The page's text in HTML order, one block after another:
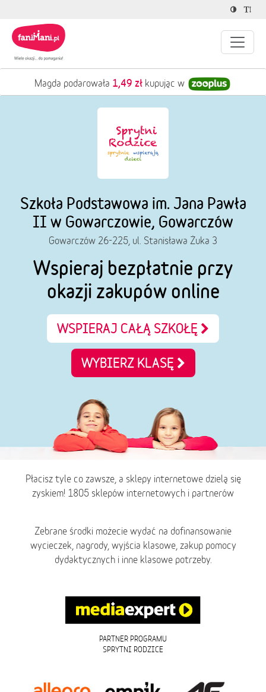
Magda podarowała 1,49 zł kupując w
Szkoła Podstawowa im. Jana Pawła
II w Gowarczowie, Gowarczów
Gowarczów 26-225, ul. Stanisława Żuka 3
Wspieraj bezpłatnie przy
okazji zakupów online
WSPIERAJ CAŁĄ SZKOŁĘ
WYBIERZ KLASĘ
Płacisz tyle co zawsze, a sklepy internetowe dzielą się
zyskiem! 1805 sklepów internetowych i partnerów
Zebrane środki możecie wydać na dofinansowanie
wycieczek, nagrody, wyjścia klasowe, zakup pomocy
dydaktycznych i inne klasowe potrzeby.
PARTNER PROGRAMU
SPRYTNI RODZICE